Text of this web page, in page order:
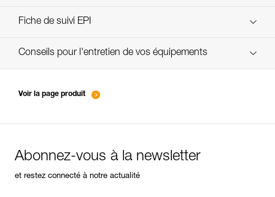
verif EPI-CONNECTEURS-procedure-FR
Fiche de suivi EPI
verif EPI-suivi-connecteur-FR
Conseils pour l'entretien de vos équipements
Voir la page produit
Abonnez-vous à la newsletter
et restez connecté à notre actualité